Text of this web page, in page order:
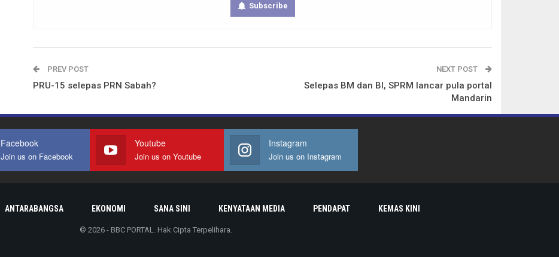
Subscribe
PREV POST
PRU-15 selepas PRN Sabah?
NEXT POST
Selepas BM dan BI, SPRM lancar pula portal
Mandarin
Facebook
Join us on Facebook
Youtube
Join us on Youtube
Instagram
Join us on Instagram
ANTARABANGSA EKONOMI SANA SINI KENYATAAN MEDIA PENDAPAT KEMAS KINI
© 2026 - BBC PORTAL. Hak Cipta Terpelihara.